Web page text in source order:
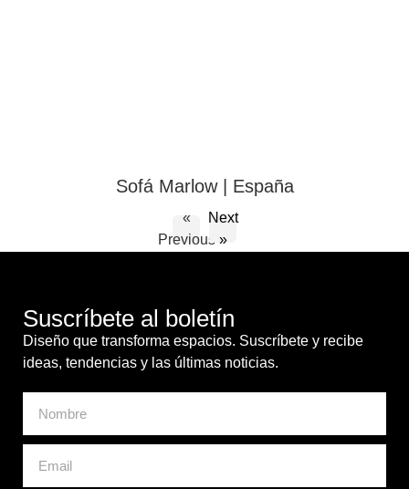
Sofá Marlow | España
«
Previous
Next
»
Suscríbete al boletín
Diseño que transforma espacios. Suscríbete y recibe
ideas, tendencias y las últimas noticias.